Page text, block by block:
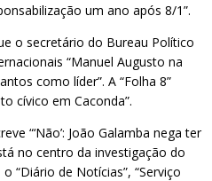
um ano após 8/1”.
o secretário do Bureau Político
“Manuel Augusto na
como líder”. A “Folha 8”
cívico em Caconda”.
“‘Não’: João Galamba nega ter
no centro da investigação do
“Diário de Notícias”, “Serviço